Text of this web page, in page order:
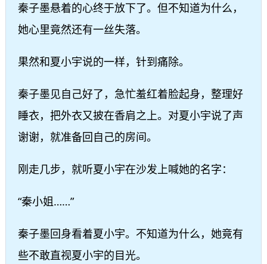
秦子墨悬着的心终于放下了。但不知道为什么，
她心里竟然还有一丝失落。
果然和夏小宇说的一样，针到痛除。
秦子墨见自己好了，急忙羞红着脸起身，整理好
睡衣，把外衣又披在香肩之上。对夏小宇说了声
谢谢，就准备回自己的房间。
刚走几步，就听夏小宇在沙发上喊她的名字：
“秦小姐……”
秦子墨回身看着夏小宇。不知道为什么，她竟有
些不敢直视夏小宇的目光。